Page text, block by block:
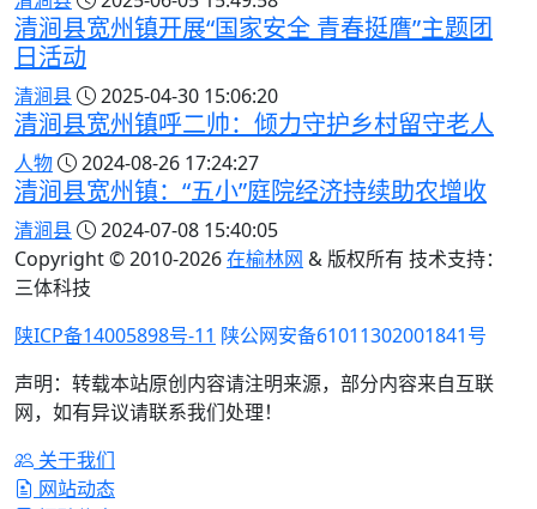
清涧县宽州镇开展“国家安全 青春挺膺”主题团
日活动
清涧县 2025-04-30 15:06:20
清涧县宽州镇呼二帅：倾力守护乡村留守老人
人物 2024-08-26 17:24:27
清涧县宽州镇：“五小”庭院经济持续助农增收
清涧县
2024-07-08 15:40:05
Copyright © 2010-2026在榆林网 & 版权所有 技术支持：
三体科技
陕ICP备14005898号-11 陕公网安备61011302001841号
声明：转载本站原创内容请注明来源，部分内容来自互联
网，如有异议请联系我们处理！
关于我们
网站动态